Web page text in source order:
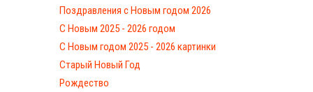
Поздравления с Новым годом 2026
С Новым 2025 - 2026 годом
C Новым годом 2025 - 2026 картинки
Старый Новый Год
Рождество